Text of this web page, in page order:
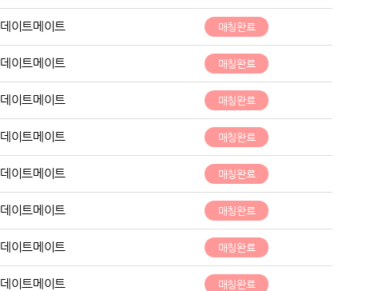
데이트메이트 매칭완료
데이트메이트 매칭완료
데이트메이트 매칭완료
데이트메이트 매칭완료
데이트메이트 매칭완료
데이트메이트 매칭완료
데이트메이트 매칭완료
데이트메이트 매칭완료